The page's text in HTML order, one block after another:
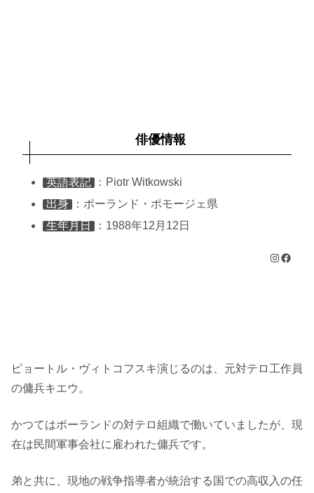
俳優情報
英語表記
：Piotr Witkowski
出身
：ポーランド・ポモージェ県
生年月日
：1988年12月12日
Instagram Facebook
ピョートル・ヴィトコフスキ演じるのは、元対テロ工作員
の傭兵キエウ。
かつてはポーランドの対テロ組織で働いていましたが、現
在は民間軍事会社に雇われた傭兵です。
弟と共に、現地の戦争指導者が統治する国での高収入の任